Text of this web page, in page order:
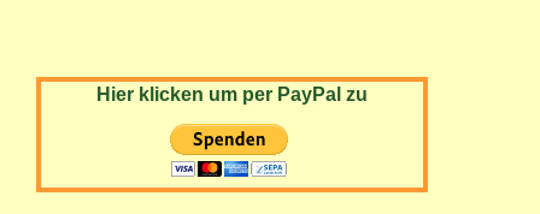
Hier klicken um per PayPal zu